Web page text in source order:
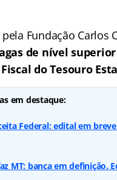
Fundação Carlos
de nível
do Tesouro
em destaque:
Federal: edital em
MT: banca em definição.